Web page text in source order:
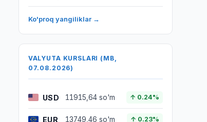
Ko'proq yangiliklar →
VALYUTA KURSLARI (MB,
07.08.2026)
USD 11915,64 so'm ↑ 0.24%
EUR 13749,46 so'm ↑ 0.23%